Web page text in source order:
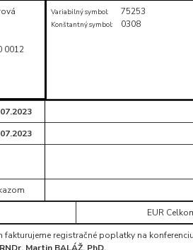
0012
Variabilný symbol: 75253
Konštantný symbol: 0308
EUR
fakturujeme registračné poplatky na
RNDr. Martin BALÁŽ, PhD.